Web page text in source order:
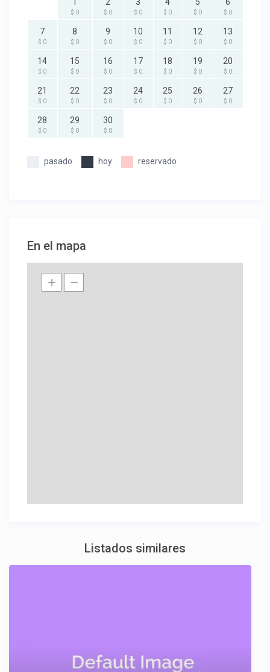
$ 0 $ 0 $ 0 $ 0 $ 0 $ 0
7
$ 0
8
$ 0
9
$ 0
10
$ 0
11
$ 0
12
$ 0
13
$ 0
14
$ 0
15
$ 0
16
$ 0
17
$ 0
18
$ 0
19
$ 0
20
$ 0
21
$ 0
22
$ 0
23
$ 0
24
$ 0
25
$ 0
26
$ 0
27
$ 0
28
$ 0
29
$ 0
30
$ 0
pasado hoy reservado
En el mapa
Listados similares